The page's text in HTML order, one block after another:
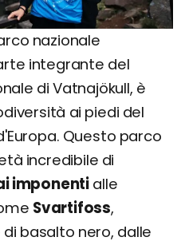
nazionale
integrante del
di Vatnajökull, è
ai piedi del
Questo parco
incredibile di
imponentialle
Svartifoss,
basalto nero, dalle